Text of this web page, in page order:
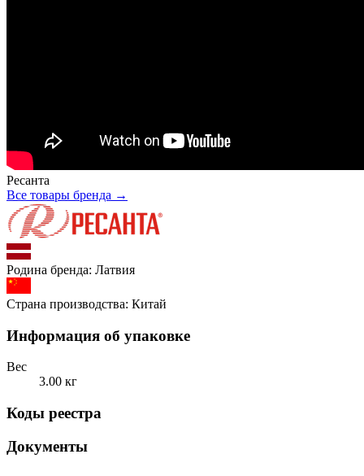
Ресанта
Все товары бренда →
Родина бренда: Латвия
Страна производства: Китай
Информация об упаковке
Вес
3.00 кг
Коды реестра
Документы